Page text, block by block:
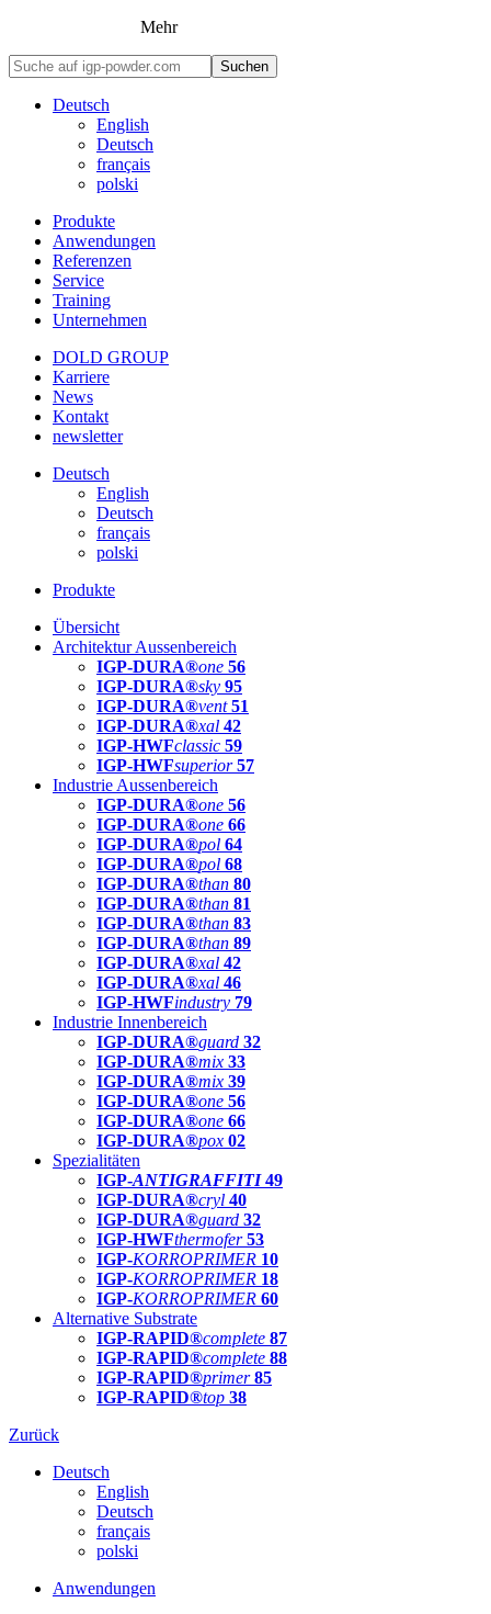
Mehr
Suchen
Deutsch
English
Deutsch
français
polski
Produkte
Anwendungen
Referenzen
Service
Training
Unternehmen
DOLD GROUP
Karriere
News
Kontakt
newsletter
Deutsch
English
Deutsch
français
polski
Produkte
Übersicht
Architektur Aussenbereich
IGP-DURA®one 56
IGP-DURA®sky 95
IGP-DURA®vent 51
IGP-DURA®xal 42
IGP-HWFclassic 59
IGP-HWFsuperior 57
Industrie Aussenbereich
IGP-DURA®one 56
IGP-DURA®one 66
IGP-DURA®pol 64
IGP-DURA®pol 68
IGP-DURA®than 80
IGP-DURA®than 81
IGP-DURA®than 83
IGP-DURA®than 89
IGP-DURA®xal 42
IGP-DURA®xal 46
IGP-HWFindustry 79
Industrie Innenbereich
IGP-DURA®guard 32
IGP-DURA®mix 33
IGP-DURA®mix 39
IGP-DURA®one 56
IGP-DURA®one 66
IGP-DURA®pox 02
Spezialitäten
IGP-ANTIGRAFFITI49
IGP-DURA®cryl 40
IGP-DURA®guard 32
IGP-HWFthermofer 53
IGP-KORROPRIMER 10
IGP-KORROPRIMER 18
IGP-KORROPRIMER 60
Alternative Substrate
IGP-RAPID®complete 87
IGP-RAPID®complete 88
IGP-RAPID®primer 85
IGP-RAPID®top 38
Zurück
Deutsch
English
Deutsch
français
polski
Anwendungen